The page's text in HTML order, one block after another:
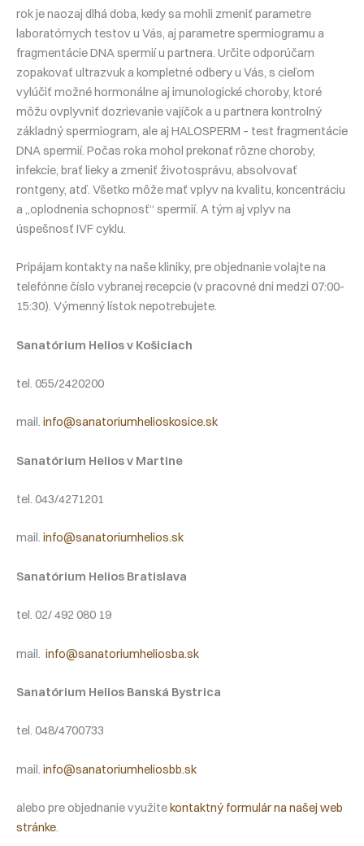
rok je naozaj dlhá doba, kedy sa mohli zmeniť parametre
laboratórnych testov u Vás, aj parametre spermiogramu a
fragmentácie DNA spermií u partnera. Určite odporúčam
zopakovať ultrazvuk a kompletné odbery u Vás, s cieľom
vylúčiť možné hormonálne aj imunologické choroby, ktoré
môžu ovplyvniť dozrievanie vajíčok a u partnera kontrolný
základný spermiogram, ale aj HALOSPERM – test fragmentácie
DNA spermií. Počas roka mohol prekonať rôzne choroby,
infekcie, brať lieky a zmeniť životosprávu, absolvovať
rontgeny, atď. Všetko môže mať vplyv na kvalitu, koncentráciu
a „oplodnenia schopnosť“ spermií. A tým aj vplyv na
úspešnosť IVF cyklu.
Pripájam kontakty na naše kliniky, pre objednanie volajte na
telefónne číslo vybranej recepcie (v pracovné dni medzi 07:00-
15:30). Výmenný lístok nepotrebujete.
Sanatórium Helios v Košiciach
tel. 055/2420200
mail. info@sanatoriumhelioskosice.sk
Sanatórium Helios v Martine
tel. 043/4271201
mail. info@sanatoriumhelios.sk
Sanatórium Helios Bratislava
tel. 02/ 492 080 19
mail. info@sanatoriumheliosba.sk
Sanatórium Helios Banská Bystrica
tel. 048/4700733
mail. info@sanatoriumheliosbb.sk
alebo pre objednanie využitekontaktný formulár na našej web
stránke.